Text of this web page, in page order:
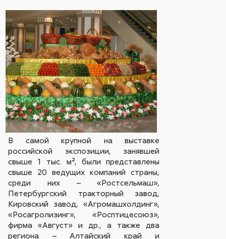
В самой крупной на выставке
российской экспозиции, занявшей
свыше 1 тыс. м², были представлены
свыше 20 ведущих компаний страны,
среди них – «Ростсельмаш»,
Петербургский тракторный завод,
Кировский завод, «Агромашхолдинг»,
«Росагролизинг», «Росптицесоюз»,
фирма «Август» и др., а также два
региона – Алтайский край и